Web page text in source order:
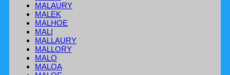
MALAURY
MALEK
MALHOE
MALI
MALLAURY
MALLORY
MALO
MALOA